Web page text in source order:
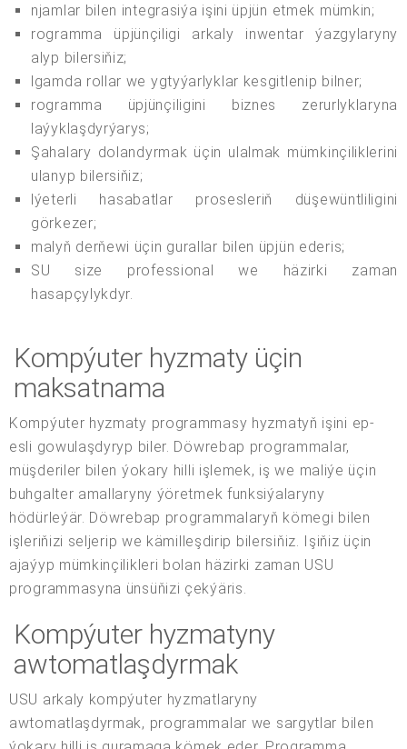
njamlar bilen integrasiýa işini üpjün etmek mümkin;
rogramma üpjünçiligi arkaly inwentar ýazgylaryny
alyp bilersiňiz;
lgamda rollar we ygtyýarlyklar kesgitlenip bilner;
rogramma üpjünçiligini biznes zerurlyklaryna
laýyklaşdyrýarys;
Şahalary dolandyrmak üçin ulalmak mümkinçiliklerini
ulanyp bilersiňiz;
lýeterli hasabatlar prosesleriň düşewüntliligini
görkezer;
malyň derňewi üçin gurallar bilen üpjün ederis;
SU size professional we häzirki zaman
hasapçylykdyr.
Kompýuter hyzmaty üçin
maksatnama
Kompýuter hyzmaty programmasy hyzmatyň işini ep-
esli gowulaşdyryp biler. Döwrebap programmalar,
müşderiler bilen ýokary hilli işlemek, iş we maliýe üçin
buhgalter amallaryny ýöretmek funksiýalaryny
hödürleýär. Döwrebap programmalaryň kömegi bilen
işleriňizi seljerip we kämilleşdirip bilersiňiz. Işiňiz üçin
ajaýyp mümkinçilikleri bolan häzirki zaman USU
programmasyna ünsüňizi çekýäris.
Kompýuter hyzmatyny
awtomatlaşdyrmak
USU arkaly kompýuter hyzmatlaryny
awtomatlaşdyrmak, programmalar we sargytlar bilen